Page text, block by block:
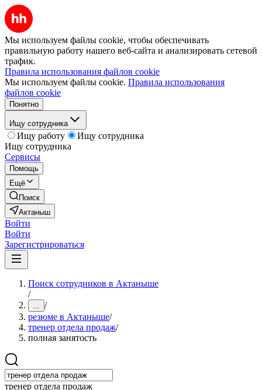
Мы используем файлы cookie, чтобы обеспечивать
правильную работу нашего веб-сайта и анализировать сетевой
трафик.
Правила использования файлов cookie
Мы используем файлы cookie. Правила использования
файлов cookie
Понятно
Ищу сотрудника
Ищу работу
Ищу сотрудника
Ищу сотрудника
Сервисы
Помощь
Ещё
Поиск
Актаныш
Войти
Войти
Зарегистрироваться
Поиск сотрудников в Актаныше
/
... /
резюме в Актаныше/
тренер отдела продаж/
полная занятость
тренер отдела продаж